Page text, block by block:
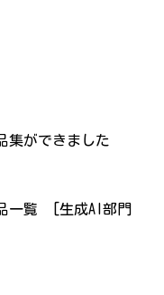
ができました
一覧 [生成AI部門